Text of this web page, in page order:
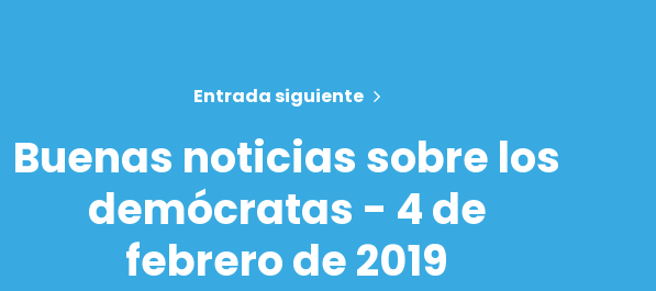
Entrada siguiente
Buenas noticias sobre los
demócratas - 4 de
febrero de 2019